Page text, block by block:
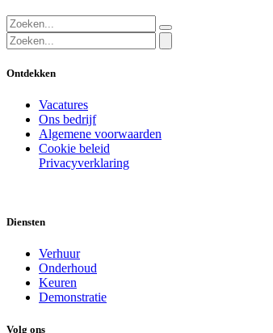
Ontdekken
Vacatures
Ons bedrijf
Algemene voorwaarden
Cookie beleid
Privacyverklaring
Diensten
Verhuur
Onderhoud
Keuren
Demonstratie
Volg ons